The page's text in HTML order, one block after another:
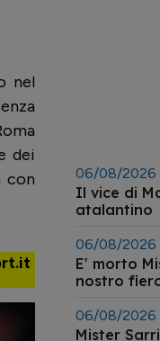
nel
dei
con
06/08/2026
Il vice di
atalantino
06/08/2026
E' morto
nostro
06/08/2026
Mister